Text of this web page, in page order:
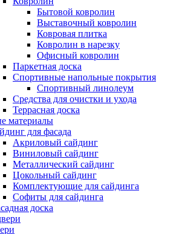
Бытовой ковролин
Выставочный ковролин
Ковровая плитка
Ковролин в нарезку
Офисный ковролин
Паркетная доска
Спортивные напольные покрытия
Спортивный линолеум
Средства для очистки и ухода
Террасная доска
материалы
для фасада
Акриловый сайдинг
Виниловый сайдинг
Металлический сайдинг
Цокольный сайдинг
Комплектующие для сайдинга
Софиты для сайдинга
доска